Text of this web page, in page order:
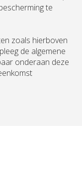
te
zoals hierboven
de algemene
onderaan deze